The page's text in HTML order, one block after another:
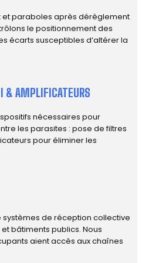
et paraboles après dérèglement
le positionnement des
écarts susceptibles d’altérer la
& AMPLIFICATEURS
nécessaires pour
les parasites : pose de filtres
pour éliminer les
de réception collective
bâtiments publics. Nous
aient accès aux chaînes